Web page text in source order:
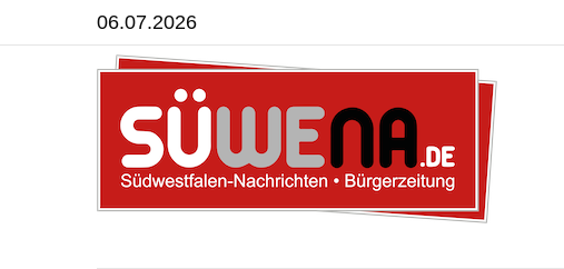
06.07.2026